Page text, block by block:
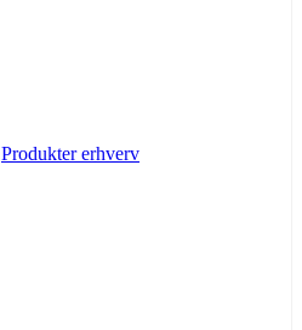
Produkter erhverv